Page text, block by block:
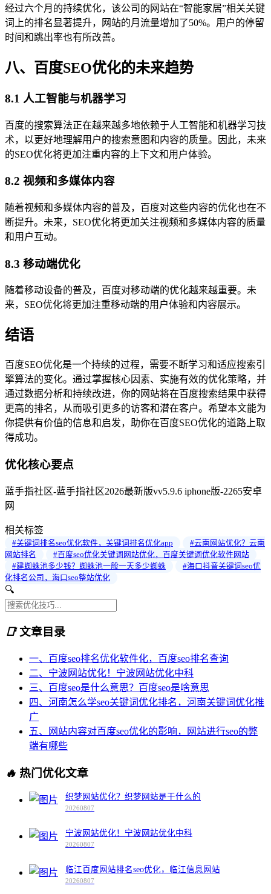
经过六个月的持续优化，该公司的网站在“智能家居”相关关键
词上的排名显著提升，网站的月流量增加了50%。用户的停留
时间和跳出率也有所改善。
八、百度SEO优化的未来趋势
8.1 人工智能与机器学习
百度的搜索算法正在越来越多地依赖于人工智能和机器学习技
术，以更好地理解用户的搜索意图和内容的质量。因此，未来
的SEO优化将更加注重内容的上下文和用户体验。
8.2 视频和多媒体内容
随着视频和多媒体内容的普及，百度对这些内容的优化也在不
断提升。未来，SEO优化将更加关注视频和多媒体内容的质量
和用户互动。
8.3 移动端优化
随着移动设备的普及，百度对移动端的优化越来越重要。未
来，SEO优化将更加注重移动端的用户体验和内容展示。
结语
百度SEO优化是一个持续的过程，需要不断学习和适应搜索引
擎算法的变化。通过掌握核心因素、实施有效的优化策略，并
通过数据分析和持续改进，你的网站将在百度搜索结果中获得
更高的排名，从而吸引更多的访客和潜在客户。希望本文能为
你提供有价值的信息和启发，助你在百度SEO优化的道路上取
得成功。
优化核心要点
蓝手指社区-蓝手指社区2026最新版vv5.9.6 iphone版-2265安卓
网
相关标签
#关键词排名seo优化软件，关键词排名优化app
#云南网站优化？云南
网站排名
#百度seo优化关键词网站优化，百度关键词优化软件网站
#建蜘蛛池多少钱？蜘蛛池一般一天多少蜘蛛
#海口抖音关键词seo优
化排名公司，海口seo整站优化
🔍
📑文章目录
一、百度seo排名优化软件化，百度seo排名查询
二、宁波网站优化！宁波网站优化中科
三、百度seo是什么意思？百度seo是啥意思
四、河南怎么学seo关键词优化排名，河南关键词优化推
广
五、网站内容对百度seo优化的影响，网站进行seo的弊
端有哪些
🔥 热门优化文章
织梦网站优化？织梦网站是干什么的
20260807
宁波网站优化！宁波网站优化中科
20260807
临江百度网站排名seo优化，临江信息网站
20260807